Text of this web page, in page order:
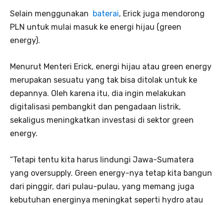
Selain menggunakan baterai, Erick juga mendorong
PLN untuk mulai masuk ke energi hijau (green
energy).
Menurut Menteri Erick, energi hijau atau green energy
merupakan sesuatu yang tak bisa ditolak untuk ke
depannya. Oleh karena itu, dia ingin melakukan
digitalisasi pembangkit dan pengadaan listrik,
sekaligus meningkatkan investasi di sektor green
energy.
“Tetapi tentu kita harus lindungi Jawa-Sumatera
yang oversupply. Green energy-nya tetap kita bangun
dari pinggir, dari pulau-pulau, yang memang juga
kebutuhan energinya meningkat seperti hydro atau